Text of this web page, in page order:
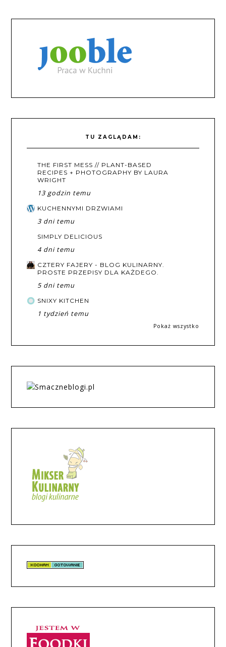
TU ZAGLĄDAM:
THE FIRST MESS // PLANT-BASED
RECIPES + PHOTOGRAPHY BY LAURA
WRIGHT
13 godzin temu
KUCHENNYMI DRZWIAMI
3 dni temu
SIMPLY DELICIOUS
4 dni temu
CZTERY FAJERY - BLOG KULINARNY.
PROSTE PRZEPISY DLA KAŻDEGO.
5 dni temu
SNIXY KITCHEN
1 tydzień temu
Pokaż wszystko